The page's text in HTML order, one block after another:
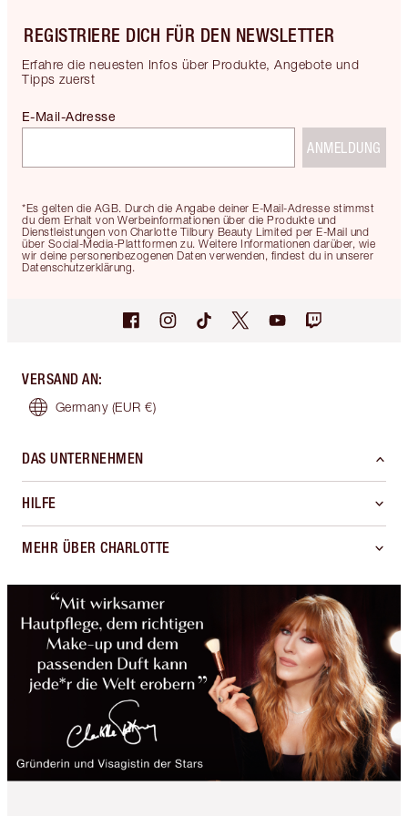
REGISTRIERE DICH FÜR DEN NEWSLETTER
Erfahre die neuesten Infos über Produkte, Angebote und
Tipps zuerst
*Es gelten die AGB. Durch die Angabe deiner E-Mail-Adresse stimmst
du dem Erhalt von Werbeinformationen über die Produkte und
Dienstleistungen von Charlotte Tilbury Beauty Limited per E-Mail und
über Social-Media-Plattformen zu. Weitere Informationen darüber, wie
wir deine personenbezogenen Daten verwenden, findest du in unserer
Datenschutzerklärung.
E-Mail-Adresse
ANMELDUNG
VERSAND AN:
Germany (EUR €)
DAS UNTERNEHMEN
HILFE
MEHR ÜBER CHARLOTTE